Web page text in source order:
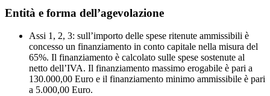
Entità e forma dell’agevolazione
Assi 1, 2, 3: sull’importo delle spese ritenute ammissibili è
concesso un finanziamento in conto capitale nella misura del
65%. Il finanziamento è calcolato sulle spese sostenute al
netto dell’IVA. Il finanziamento massimo erogabile è pari a
130.000,00 Euro e il finanziamento minimo ammissibile è pari
a 5.000,00 Euro.